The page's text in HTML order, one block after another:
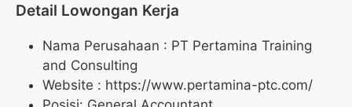
Detail Lowongan Kerja
Nama Perusahaan : PT Pertamina Training
and Consulting
Website : https://www.pertamina-ptc.com/